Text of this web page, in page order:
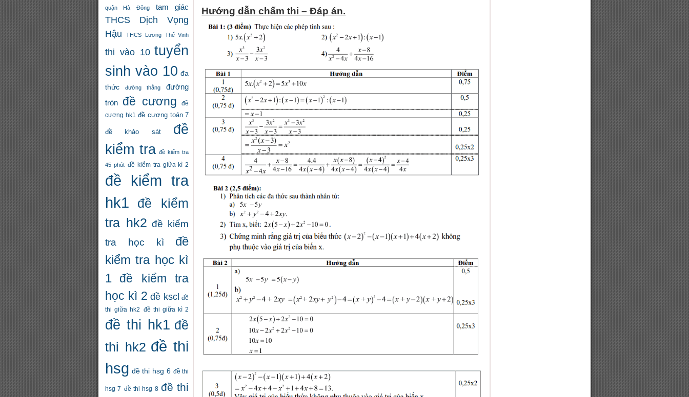
quận Hà Đông tam giác
THCS Dịch Vọng
Hậu
THCS Lương Thế Vinh
thi vào 10 tuyển
sinh vào 10 đa
thức
đường thẳng
đường
tròn đề cương
đề
cương hk1
đề cương toán 7
đề khảo sát
đề
kiểm tra đề kiểm tra
45 phút đề kiểm tra giữa kì 2
đề kiểm tra
hk1
đề kiểm
tra hk2 đề kiểm
tra học kì
đề
kiểm tra học kì
1
đề kiểm tra
học kì 2 đề kscl đề
thi giữa hk2 đề thi giữa kì 2
đề thi hk1 đề
thi hk2 đề thi
hsg đề thi hsg 6 đề thi
hsg 7 đề thi hsg 8 đề thi
Hướng dẫn chấm thi – Đáp án.